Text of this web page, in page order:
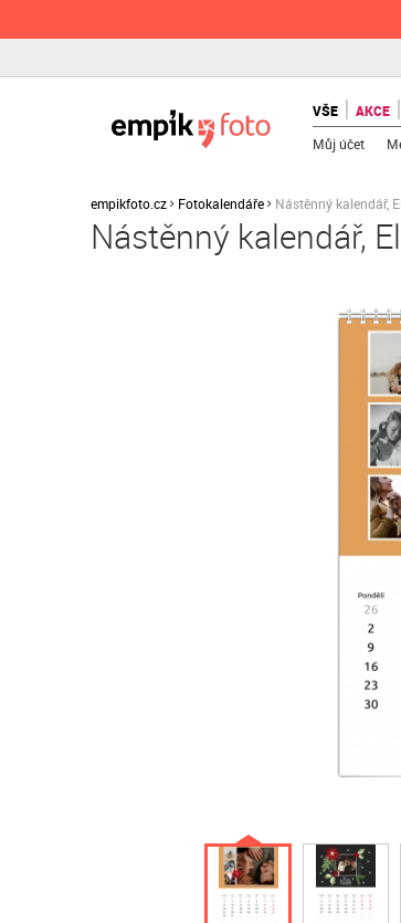
VŠE AKCE
Můj účet
empikfoto.cz Fotokalendáře Nástěnný kalendář,
Nástěnný kalendář,